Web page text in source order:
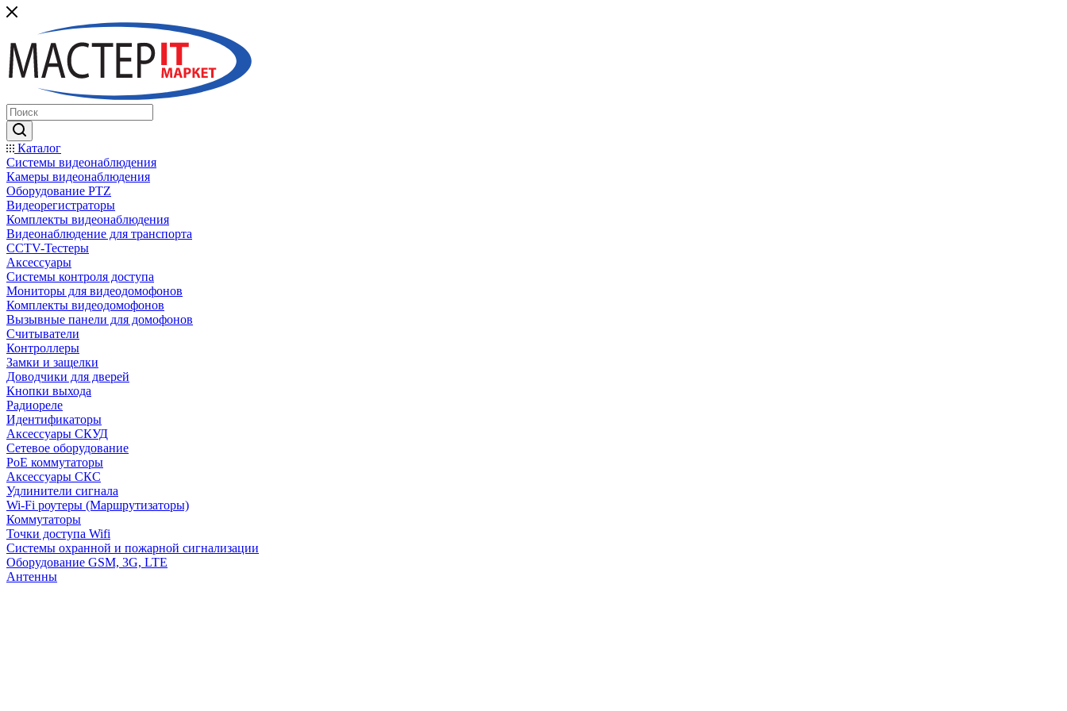
Каталог
Системы видеонаблюдения
Камеры видеонаблюдения
Оборудование PTZ
Видеорегистраторы
Комплекты видеонаблюдения
Видеонаблюдение для транспорта
CCTV-Тестеры
Аксессуары
Системы контроля доступа
Мониторы для видеодомофонов
Комплекты видеодомофонов
Вызывные панели для домофонов
Считыватели
Контроллеры
Замки и защелки
Доводчики для дверей
Кнопки выхода
Радиореле
Идентификаторы
Аксессуары СКУД
Сетевое оборудование
PoE коммутаторы
Аксессуары СКС
Удлинители сигнала
Wi-Fi роутеры (Маршрутизаторы)
Коммутаторы
Точки доступа Wifi
Системы охранной и пожарной сигнализации
Оборудование GSM, 3G, LTE
Антенны